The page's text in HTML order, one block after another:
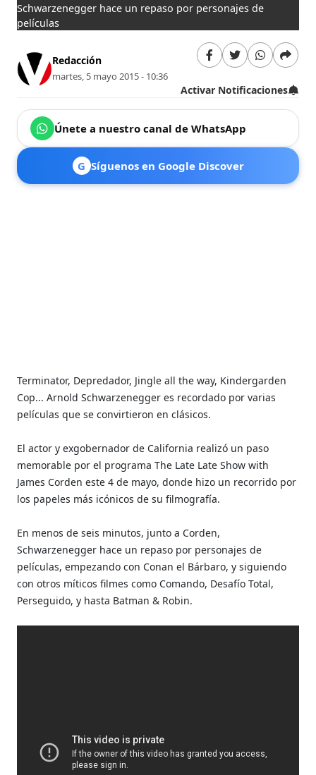
Schwarzenegger hace un repaso por personajes de
películas
Redacción
martes, 5 mayo 2015 - 10:36
Activar Notificaciones
Únete a nuestro canal de WhatsApp
G Síguenos en Google Discover
Terminator, Depredador, Jingle all the way, Kindergarden
Cop... Arnold Schwarzenegger es recordado por varias
películas que se convirtieron en clásicos.
El actor y exgobernador de California realizó un paso
memorable por el programa The Late Late Show with
James Corden este 4 de mayo, donde hizo un recorrido por
los papeles más icónicos de su filmografía.
En menos de seis minutos, junto a Corden,
Schwarzenegger hace un repaso por personajes de
películas, empezando con Conan el Bárbaro, y siguiendo
con otros míticos filmes como Comando, Desafío Total,
Perseguido, y hasta Batman & Robin.